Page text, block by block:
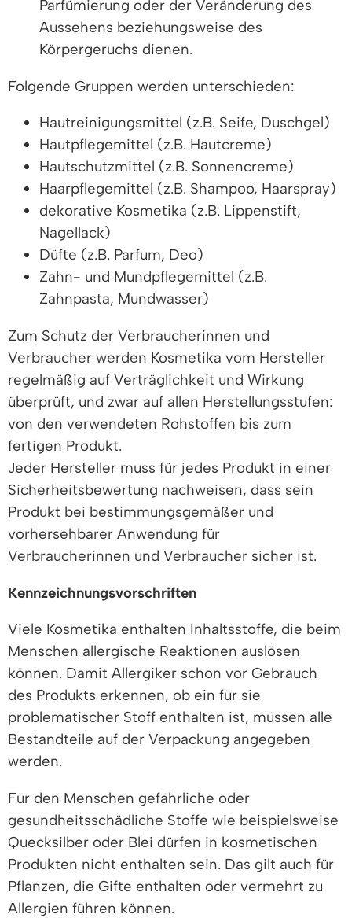
Parfümierung oder der Veränderung des
Aussehens beziehungsweise des
Körpergeruchs dienen.
Folgende Gruppen werden unterschieden:
Hautreinigungsmittel (z.B. Seife, Duschgel)
Hautpflegemittel (z.B. Hautcreme)
Hautschutzmittel (z.B. Sonnencreme)
Haarpflegemittel (z.B. Shampoo, Haarspray)
dekorative Kosmetika (z.B. Lippenstift,
Nagellack)
Düfte (z.B. Parfum, Deo)
Zahn- und Mundpflegemittel (z.B.
Zahnpasta, Mundwasser)
Zum Schutz der Verbraucherinnen und
Verbraucher werden Kosmetika vom Hersteller
regelmäßig auf Verträglichkeit und Wirkung
überprüft, und zwar auf allen Herstellungsstufen:
von den verwendeten Rohstoffen bis zum
fertigen Produkt.
Jeder Hersteller muss für jedes Produkt in einer
Sicherheitsbewertung nachweisen, dass sein
Produkt bei bestimmungsgemäßer und
vorhersehbarer Anwendung für
Verbraucherinnen und Verbraucher sicher ist.
Kennzeichnungsvorschriften
Viele Kosmetika enthalten Inhaltsstoffe, die beim
Menschen allergische Reaktionen auslösen
können. Damit Allergiker schon vor Gebrauch
des Produkts erkennen, ob ein für sie
problematischer Stoff enthalten ist, müssen alle
Bestandteile auf der Verpackung angegeben
werden.
Für den Menschen gefährliche oder
gesundheitsschädliche Stoffe wie beispielsweise
Quecksilber oder Blei dürfen in kosmetischen
Produkten nicht enthalten sein. Das gilt auch für
Pflanzen, die Gifte enthalten oder vermehrt zu
Allergien führen können.